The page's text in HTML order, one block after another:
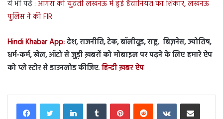
ये भी पढ़ें : आगरा की युवती लखनऊ में हुई हैवानियत का शिकार, लखनऊ
पुलिस ने की FIR
Hindi Khabar App:देश, राजनीति, टेक, बॉलीवुड, राष्ट्र, बिज़नेस, ज्योतिष,
धर्म-कर्म, खेल, ऑटो से जुड़ी ख़बरों को मोबाइल पर पढ़ने के लिए हमारे ऐप
को प्ले स्टोर से डाउनलोड कीजिए.हिन्दी ख़बर ऐप
LinkedInTumblr PinterestReddit VKontakteShare via Email